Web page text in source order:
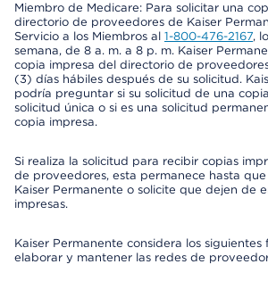
Miembro de Medicare: Para solicitar una
directorio de proveedores de Kaiser
Servicio a los Miembros al 1-800-476-2167,
semana, de 8 a. m. a 8 p. m. Kaiser
copia impresa del directorio de
(3) días hábiles después de su solicitud.
podría preguntar si su solicitud de una
solicitud única o si es una solicitud
copia impresa.
Si realiza la solicitud para recibir copias
de proveedores, esta permanece hasta
Kaiser Permanente o solicite que dejen de
impresas.
Kaiser Permanente considera los siguientes
elaborar y mantener las redes de